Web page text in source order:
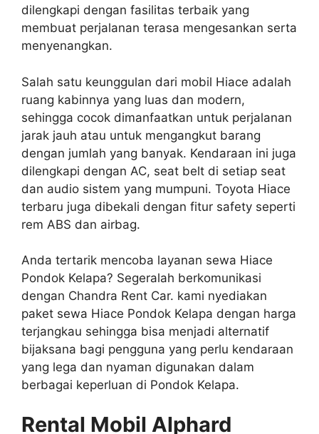
dilengkapi dengan fasilitas terbaik yang
membuat perjalanan terasa mengesankan serta
menyenangkan.
Salah satu keunggulan dari mobil Hiace adalah
ruang kabinnya yang luas dan modern,
sehingga cocok dimanfaatkan untuk perjalanan
jarak jauh atau untuk mengangkut barang
dengan jumlah yang banyak. Kendaraan ini juga
dilengkapi dengan AC, seat belt di setiap seat
dan audio sistem yang mumpuni. Toyota Hiace
terbaru juga dibekali dengan fitur safety seperti
rem ABS dan airbag.
Anda tertarik mencoba layanan sewa Hiace
Pondok Kelapa? Segeralah berkomunikasi
dengan Chandra Rent Car. kami nyediakan
paket sewa Hiace Pondok Kelapa dengan harga
terjangkau sehingga bisa menjadi alternatif
bijaksana bagi pengguna yang perlu kendaraan
yang lega dan nyaman digunakan dalam
berbagai keperluan di Pondok Kelapa.
Rental Mobil Alphard